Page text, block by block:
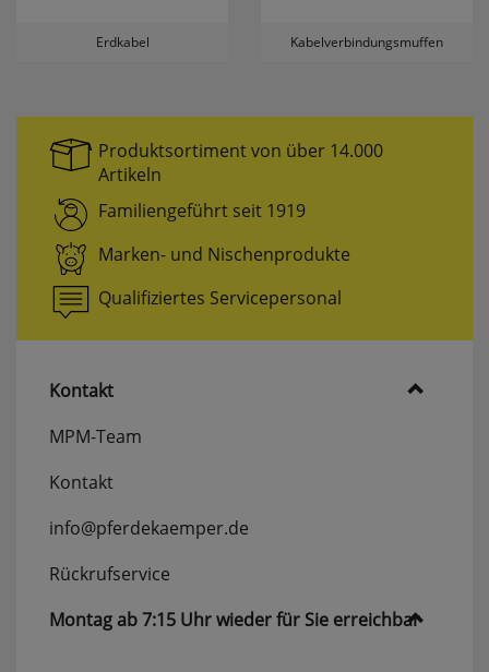
Erdkabel Kabelverbindungsmuffen
Produktsortiment von über 14.000
Artikeln
Familiengeführt seit 1919
Marken- und Nischenprodukte
Qualifiziertes Servicepersonal
Kontakt
MPM-Team
Kontakt
info@pferdekaemper.de
Rückrufservice
Montag ab 7:15 Uhr wieder für Sie erreichbar